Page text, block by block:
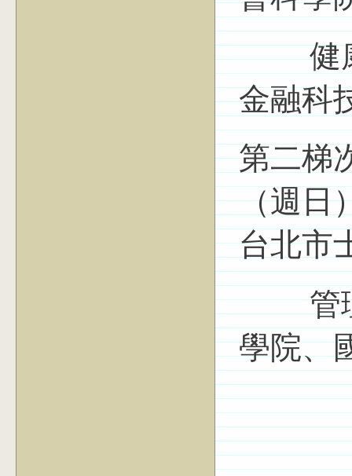
健康
金融科
第二梯
（週日
台北市
管理
學院、